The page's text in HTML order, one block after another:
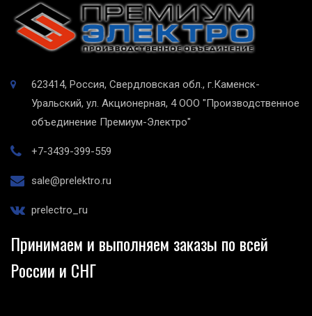
623414, Россия, Свердловская обл., г.Каменск-
Уральский, ул. Акционерная, 4 ООО "Производственное
объединение Премиум-Электро"
+7-3439-399-559
sale@prelektro.ru
prelectro_ru
Принимаем и выполняем заказы по всей
России и СНГ